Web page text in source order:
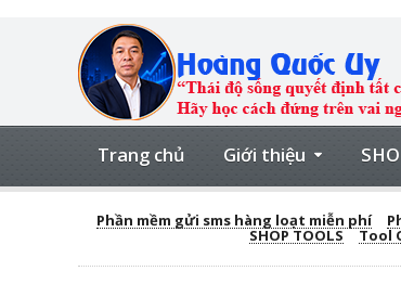
Trang chủ Giới thiệu
Phần mềm gửi sms hàng loạt miễn phí
SHOP TOOLS Tool